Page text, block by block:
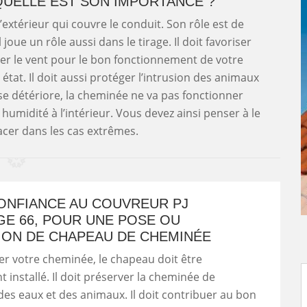
qui couvre le conduit. Son rôle est de
un rôle aussi dans le tirage. Il doit favoriser
le vent pour le bon fonctionnement de votre
Il doit aussi protéger l’intrusion des animaux
détériore, la cheminée ne va pas fonctionner
à l’intérieur. Vous devez ainsi penser à le
dans les cas extrêmes.
AU COUVREUR PJ
66, POUR UNE POSE OU
DE CHAPEAU DE CHEMINÉE
votre cheminée, le chapeau doit être
installé. Il doit préserver la cheminée de
eaux et des animaux. Il doit contribuer au bon